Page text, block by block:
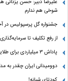
علیرضا دبیر: حسن یزدانی
شوخی هم ندارم
جشنواره گل پرسپولیس در
از رفع تکلیف تا
پاداش ۳ میلیاردی برای طلایی‌های تیراندازی در ناگویا
دوومیدانی ایران چقدر به